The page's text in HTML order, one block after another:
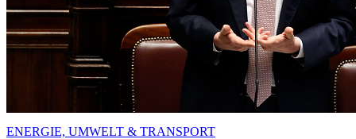
ENERGIE, UMWELT & TRANSPORT